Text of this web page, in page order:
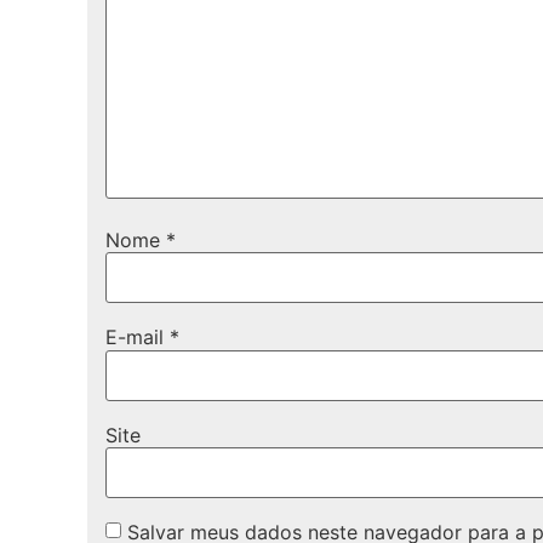
Nome *
E-mail *
Site
Salvar meus dados neste navegador para a